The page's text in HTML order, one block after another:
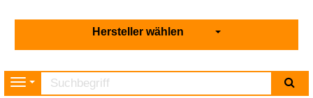
Hersteller wählen
Navigation